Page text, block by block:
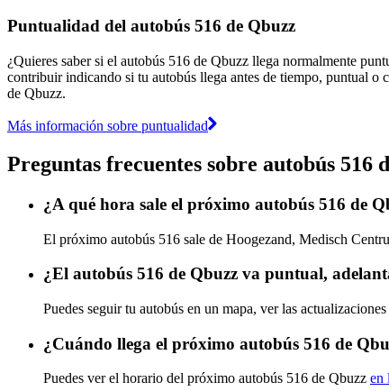
Puntualidad del autobús 516 de Qbuzz
¿Quieres saber si el autobús 516 de Qbuzz llega normalmente
contribuir indicando si tu autobús llega antes de tiempo, puntual o
de Qbuzz.
Más información sobre puntualidad
Preguntas frecuentes sobre autobús 516
¿A qué hora sale el próximo autobús 516 de
El próximo autobús 516 sale de Hoogezand, Medisch
¿El autobús 516 de Qbuzz va puntual,
Puedes seguir tu autobús en un mapa, ver las
¿Cuándo llega el próximo autobús 516 de
Puedes ver el horario del próximo autobús 516 de Qbuzz en